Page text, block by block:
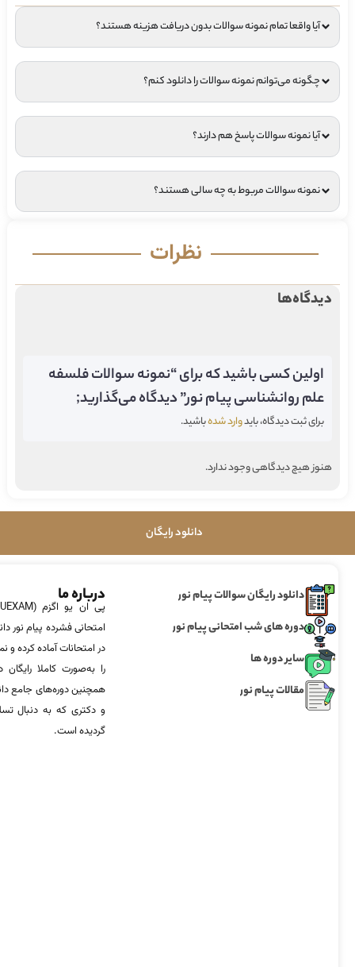
آیا واقعا تمام نمونه سوالات بدون دریافت هزینه هستند؟
چگونه می‌توانم نمونه سوالات را دانلود کنم؟
آیا نمونه سوالات پاسخ هم دارند؟
نمونه سوالات مربوط به چه سالی هستند؟
نظرات
دیدگاه‌ها
اولین کسی باشید که برای “نمونه سوالات فلسفه
علم روانشناسی پیام نور” دیدگاه می‌گذارید;
برای ثبت دیدگاه، بایدوارد شدهباشید.
هنوز هیچ دیدگاهی وجود ندارد.
دانلود رایگان
دانلود رایگان سوالات پیام نور
دوره های شب امتحانی پیام نور
سایر دوره ها
مقالات پیام نور
درباره ما
امتحانی فشرده پیام نور
در امتحانات آماده‌ کرده
را به‌صورت کاملا
همچنین دوره‌های جامع
و دکتری که به دنبال
گردیده است.